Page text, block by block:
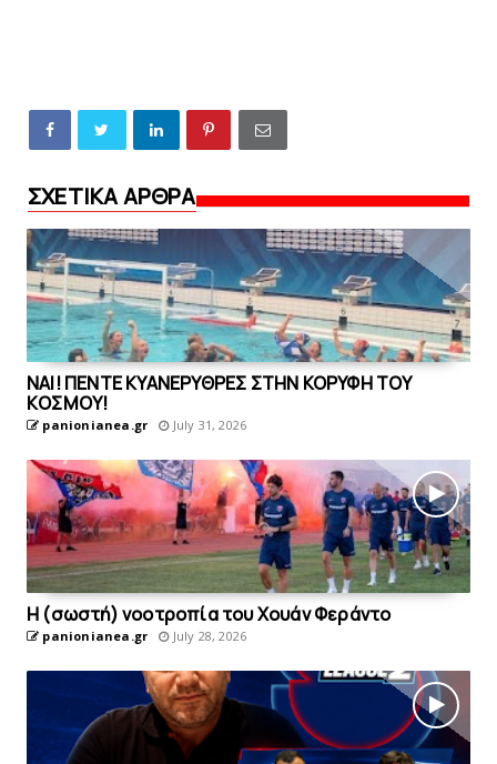
ΣΧΕΤΙΚΑ ΑΡΘΡΑ
ΝΑΙ! ΠΕΝΤΕ ΚΥΑΝΕΡΥΘΡΕΣ ΣΤΗΝ ΚΟΡΥΦΗ ΤΟΥ
ΚOΣΜΟΥ!
panionianea.gr July 31, 2026
H (σωστή) νοοτροπία του Xουάν Φεράντo
panionianea.gr July 28, 2026